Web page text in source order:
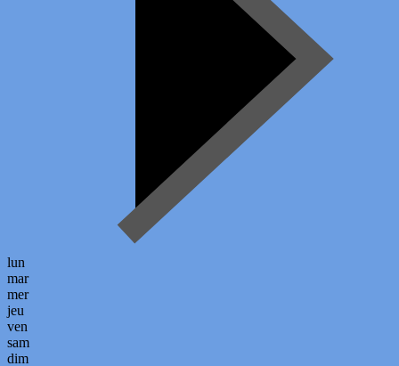
lun
mar
mer
jeu
ven
sam
dim